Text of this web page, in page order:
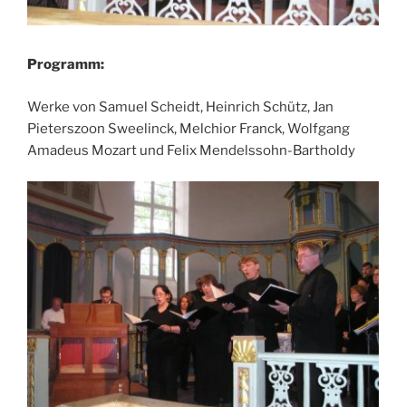
Programm:
Werke von Samuel Scheidt, Heinrich Schütz, Jan
Pieterszoon Sweelinck, Melchior Franck, Wolfgang
Amadeus Mozart und Felix Mendelssohn-Bartholdy